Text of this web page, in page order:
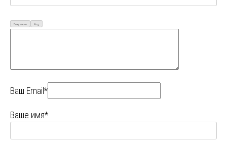
Визуально Код
Ваш Email*
Ваше имя*